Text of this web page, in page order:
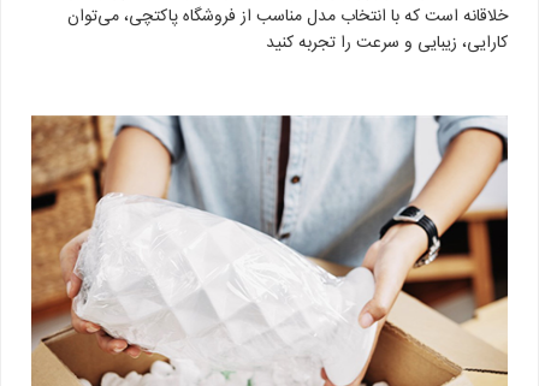
خلاقانه است که با انتخاب مدل مناسب از فروشگاه پاکتچی، می‌توان
کارایی، زیبایی و سرعت را تجربه کنید